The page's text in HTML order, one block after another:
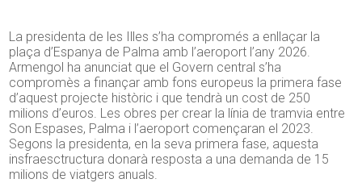
La presidenta de les Illes s’ha compromés a enllaçar la
plaça d’Espanya de Palma amb l’aeroport l’any 2026.
Armengol ha anunciat que el Govern central s’ha
compromès a finançar amb fons europeus la primera fase
d’aquest projecte històric i que tendrà un cost de 250
milions d’euros. Les obres per crear la línia de tramvia entre
Son Espases, Palma i l’aeroport començaran el 2023.
Segons la presidenta, en la seva primera fase, aquesta
insfraesctructura donarà resposta a una demanda de 15
milions de viatgers anuals.